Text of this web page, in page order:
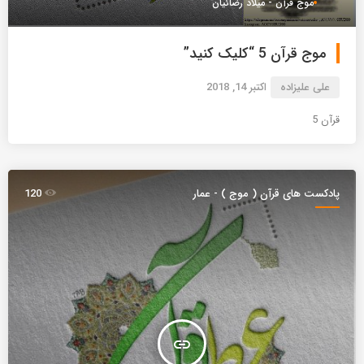
موج قرآن 5 “کلیک کنید”
علی علیزاده اکتبر 14, 2018
قرآن 5
پادکست های قرآن ( موج ) - عمار
insert_link